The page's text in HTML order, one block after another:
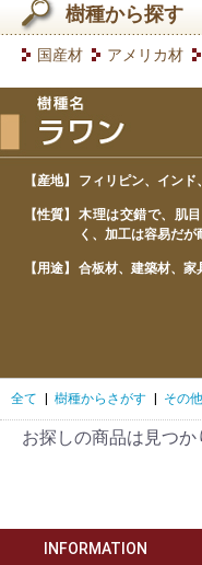
樹種から探す
国産材 アメリカ材
【産地】 フィリピン、インド
【性質】
木理は交錯で、肌
く、加工は容易だが
【用途】 合板材、建築材、家
全て | 樹種からさがす | その他
お探しの商品は見つか
INFORMATION